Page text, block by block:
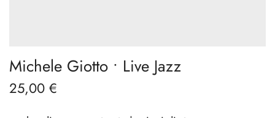
Michele Giotto • Live Jazz
25,00 €